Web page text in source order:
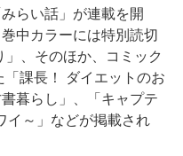
らい話」が連載を開
中カラーには特別読切
、そのほか、コミック
課長！ ダイエットのお
暮らし」、「キャプテ
イ～」などが掲載され